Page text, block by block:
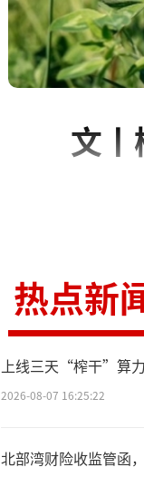
文丨
日
非洲地区
现
将领导
热点新
上线三天“榨干”算
2026-08-07 16:25:22
北部湾财险收监管函